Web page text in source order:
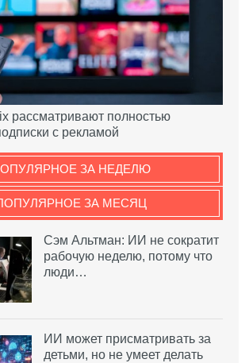
рассматривают полностью
с рекламой
ЗА НЕДЕЛЮ
ЗА МЕСЯЦ
Сэм Альтман: ИИ не сократит
рабочую неделю, потому что
люди…
ИИ может присматривать за
детьми, но не умеет делать